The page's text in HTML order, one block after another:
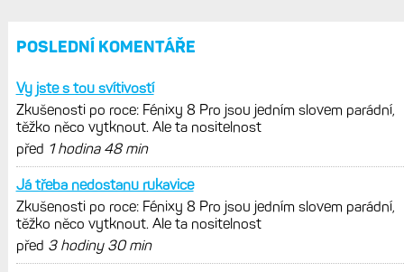
POSLEDNÍ KOMENTÁŘE
Vy jste s tou svítivostí
Zkušenosti po roce: Fénixy 8 Pro jsou jedním slovem parádní,
těžko něco vytknout. Ale ta nositelnost
před 1 hodina 48 min
Já třeba nedostanu rukavice
Zkušenosti po roce: Fénixy 8 Pro jsou jedním slovem parádní,
těžko něco vytknout. Ale ta nositelnost
před 3 hodiny 30 min